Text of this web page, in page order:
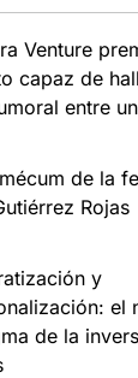
Venture
capaz de
entre
de la
Rojas
y
el
de la